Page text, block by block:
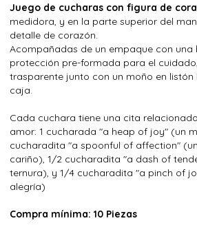
Juego de cucharas con figura de
medidora, y en la parte superior del
detalle de corazón.
Acompañadas de un empaque con una
protección pre-formada para el
trasparente junto con un moño en
caja.
Cada cuchara tiene una cita
amor: 1 cucharada "a heap of joy" (un
cucharadita "a spoonful of affection"
cariño), 1/2 cucharadita "a dash of
ternura), y 1/4 cucharadita "a pinch of
alegría)
Compra mínima: 10 Piezas